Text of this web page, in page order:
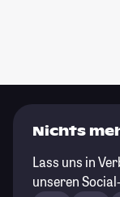
Nichts
Lass uns in
unseren